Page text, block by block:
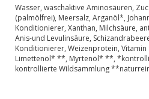
Wasser, waschaktive Aminosäuren,
(palmölfrei), Meersalz, Arganöl*,
Konditionierer, Xanthan, Milchsäure,
Anis-und Levulinsäure,
Konditionierer, Weizenprotein,
Limettenöl* **, Myrtenöl* **,
kontrollierte Wildsammlung